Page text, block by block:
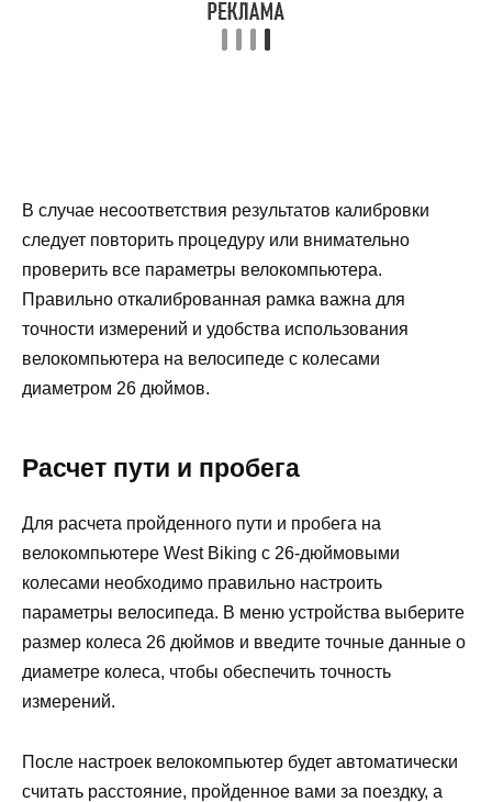
В случае несоответствия результатов калибровки
следует повторить процедуру или внимательно
проверить все параметры велокомпьютера.
Правильно откалиброванная рамка важна для
точности измерений и удобства использования
велокомпьютера на велосипеде с колесами
диаметром 26 дюймов.
Расчет пути и пробега
Для расчета пройденного пути и пробега на
велокомпьютере West Biking с 26-дюймовыми
колесами необходимо правильно настроить
параметры велосипеда. В меню устройства выберите
размер колеса 26 дюймов и введите точные данные о
диаметре колеса, чтобы обеспечить точность
измерений.
После настроек велокомпьютер будет автоматически
считать расстояние, пройденное вами за поездку, а